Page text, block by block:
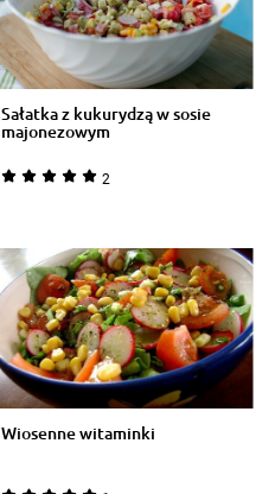
Sałatka z kukurydzą w sosie
majonezowym
2
Wiosenne witaminki